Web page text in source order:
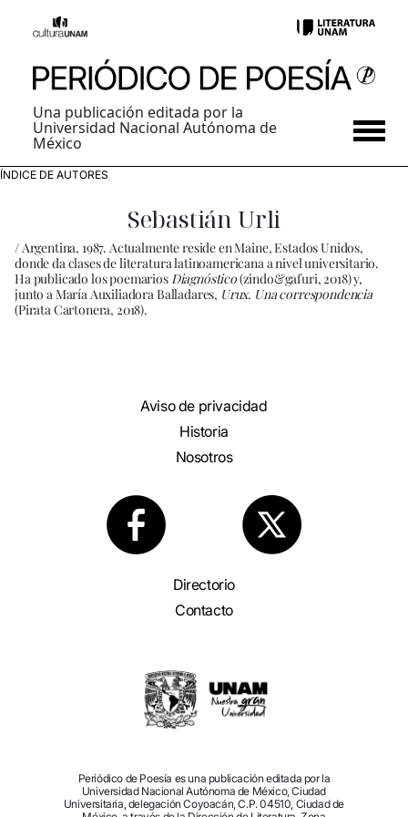
Una publicación editada por la
Universidad Nacional Autónoma de
México
ÍNDICE DE AUTORES
Sebastián Urli
/ Argentina, 1987. Actualmente reside en Maine, Estados Unidos,
donde da clases de literatura latinoamericana a nivel universitario.
Ha publicado los poemariosDiagnóstico(zindo&gafuri, 2018) y,
junto a María Auxiliadora Balladares, Urux. Una correspondencia
(Pirata Cartonera, 2018).
Aviso de privacidad
Historia
Nosotros
Directorio
Contacto
Periódico de Poesía es una publicación editada por la
Universidad Nacional Autónoma de México, Ciudad
Universitaria, delegación Coyoacán, C.P. 04510, Ciudad de